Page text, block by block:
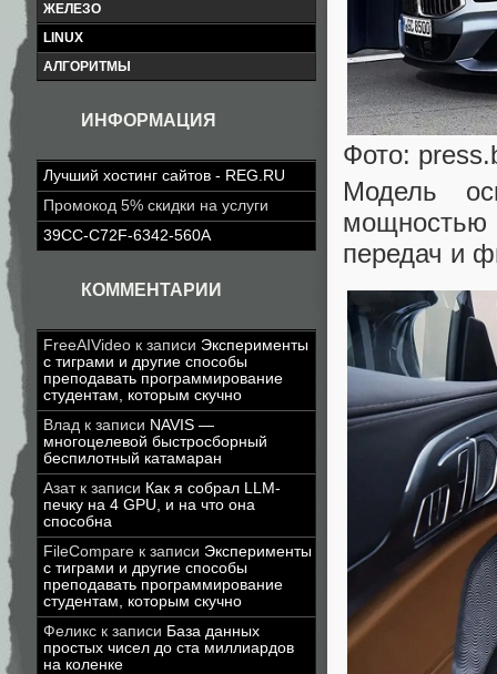
ЖЕЛЕЗО
LINUX
АЛГОРИТМЫ
ИНФОРМАЦИЯ
Лучший хостинг сайтов - REG.RU
Промокод 5% скидки на услуги
39CC-C72F-6342-560A
КОММЕНТАРИИ
FreeAIVideo к записи Эксперименты
с тиграми и другие способы
преподавать программирование
студентам, которым скучно
Влад к записи NAVIS —
многоцелевой быстросборный
беспилотный катамаран
Азатк записи Как я собрал LLM-
печку на 4 GPU, и на что она
способна
FileCompare к записи Эксперименты
с тиграми и другие способы
преподавать программирование
студентам, которым скучно
Феликс к записи База данных
простых чисел до ста миллиардов
на коленке
Фото:
Модель
мощностью
передач и